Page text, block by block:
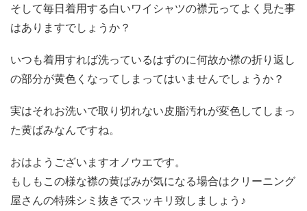
そして毎日着用する白いワイシャツの襟元ってよく見た事
はありますでしょうか？
いつも着用すれば洗っているはずのに何故か襟の折り返し
の部分が黄色くなってしまってはいませんでしょうか？
実はそれお洗いで取り切れない皮脂汚れが変色してしまっ
た黄ばみなんですね。
おはようございますオノウエです。
もしもこの様な襟の黄ばみが気になる場合はクリーニング
屋さんの特殊シミ抜きでスッキリ致しましょう♪